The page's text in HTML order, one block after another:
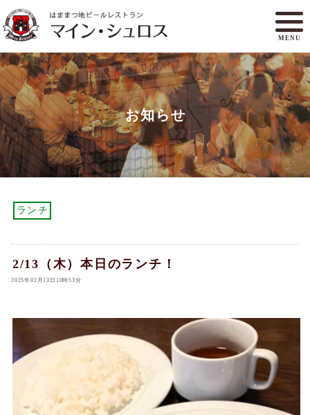
MENU
メニュー
ランチ
アクセスマップ
マイン・シュロスとは
オンラインショップ
お知らせ
ランチ
2/13（木）本日のランチ！
2025年02月13日10時53分